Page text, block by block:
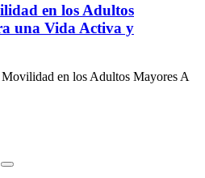
en los Adultos
una Vida Activa y
en los Adultos Mayores A